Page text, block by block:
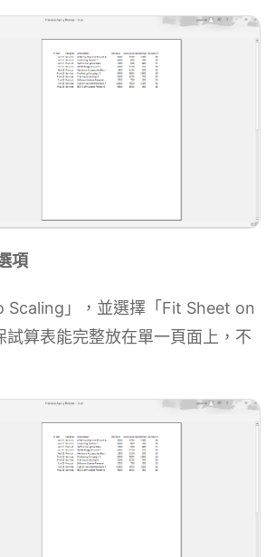
項
Scaling」，並選擇「Fit Sheet on
試算表能完整放在單一頁面上，不